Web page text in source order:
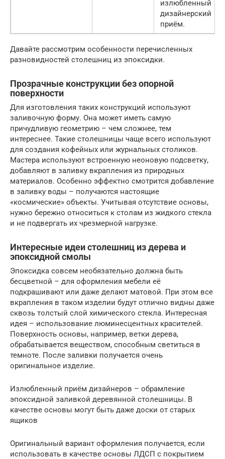
излюбленный
дизайнерский
приём.
Давайте рассмотрим особенности перечисленных
разновидностей столешниц из эпоксидки.
Прозрачные конструкции без опорной
поверхности
Для изготовления таких конструкций используют
заливочную форму. Она может иметь самую
причудливую геометрию – чем сложнее, тем
интереснее. Такие столешницы чаще всего используют
для создания кофейных или журнальных столиков.
Мастера используют встроенную неоновую подсветку,
добавляют в заливку вкрапления из природных
материалов. Особенно эффектно смотрится добавление
в заливку воды – получаются настоящие
«космические» объекты. Учитывая отсутствие основы,
нужно бережно относиться к столам из жидкого стекла
и не подвергать их чрезмерной нагрузке.
Интересные идеи столешниц из дерева и
эпоксидной смолы
Эпоксидка совсем необязательно должна быть
бесцветной – для оформления мебели её
подкрашивают или даже делают матовой. При этом все
вкрапления в таком изделии будут отлично видны даже
сквозь толстый слой химического стекла. Интересная
идея – использование люминесцентных красителей.
Поверхность основы, например, ветки дерева,
обрабатывается веществом, способным светиться в
темноте. После заливки получается очень
оригинальное изделие.
Излюбленный приём дизайнеров – обрамление
эпоксидной заливкой деревянной столешницы. В
качестве основы могут быть даже доски от старых
ящиков
Оригинальный вариант оформления получается, если
использовать в качестве основы ЛДСП с покрытием